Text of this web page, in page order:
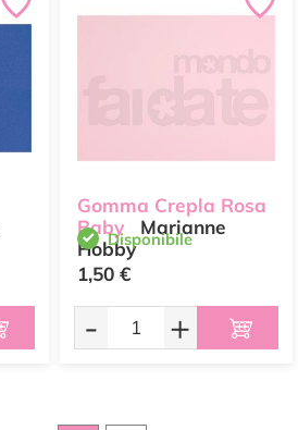
Gomma Crepla Rosa
Baby
Marianne
HobbyDisponibile
1,50 €
- +